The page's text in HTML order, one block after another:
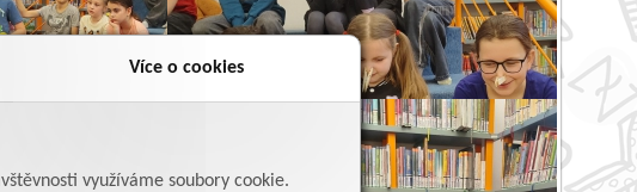
Více o cookies
využíváme soubory cookie.